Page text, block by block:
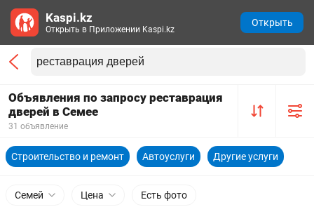
Объявления по запросу реставрация
дверей в Семее
31 объявление
Строительство и ремонт Автоуслуги Другие услуги
Семей Цена Есть фото
Kaspi.kz
Открыть в Приложении Kaspi.kz
Открыть